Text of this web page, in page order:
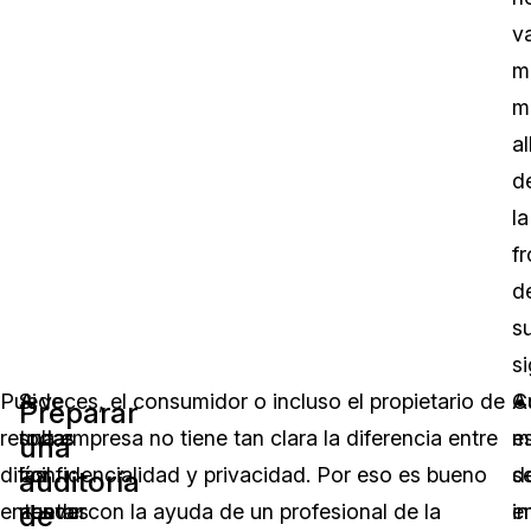
la
Puede
resultar
difícil
entender
Preparar
una
auditoría
de
Si
todas
las
nuevas
A veces, el consumidor o incluso el propietario de
una empresa no tiene tan clara la diferencia entre
confidencialidad y privacidad. Por eso es bueno
contar con la ayuda de un profesional de la